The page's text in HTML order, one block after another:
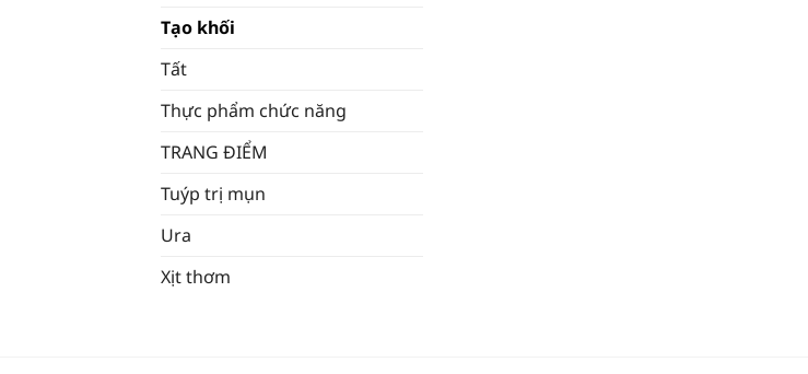
Tạo khối
Tất
Thực phẩm chức năng
TRANG ĐIỂM
Tuýp trị mụn
Ura
Xịt thơm